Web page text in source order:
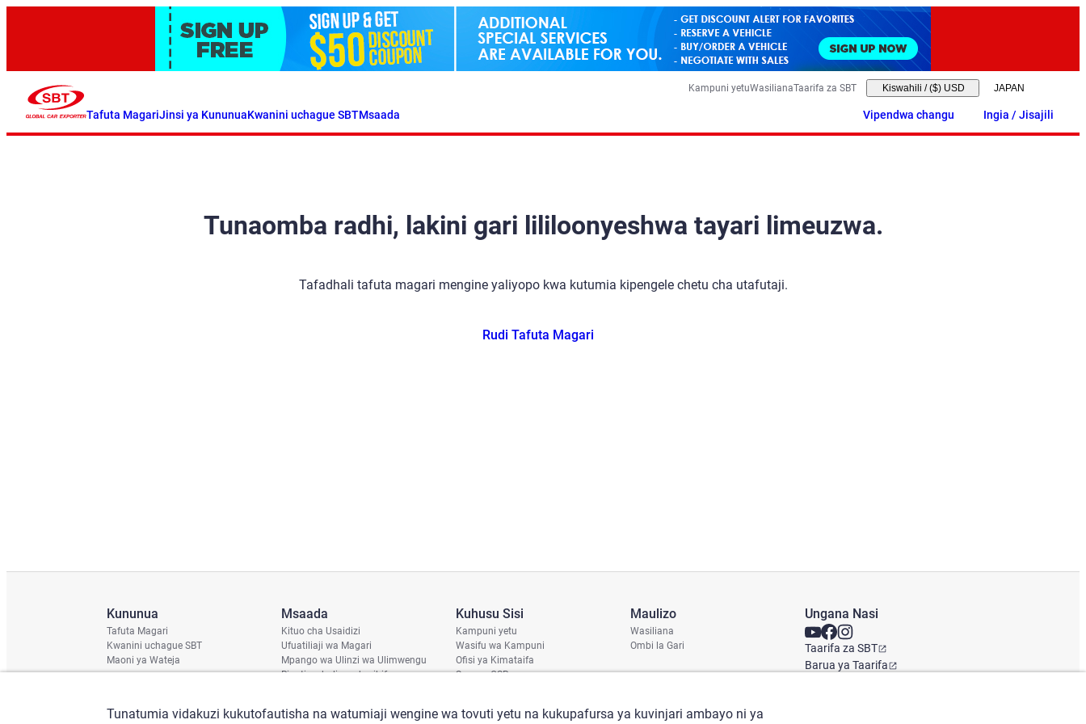
Tafuta MagariJinsi ya KununuaKwanini uchague SBTMsaada
Kampuni yetuWasilianaTaarifa za SBT Kiswahili / ($) USD
Vipendwa changu Ingia / Jisajili
Tunaomba radhi, lakini gari lililoonyeshwa tayari limeuzwa.
Tafadhali tafuta magari mengine yaliyopo kwa kutumia kipengele chetu cha utafutaji.
Rudi Tafuta Magari
Kununua
Tafuta Magari
Kwanini uchague SBT
Maoni ya Wateja
Msaada
Kituo cha Usaidizi
Ufuatiliaji wa Magari
Mpango wa Ulinzi wa Ulimwengu
Ripoti ya hali ya uharibifu
Kuhusu Sisi
Kampuni yetu
Wasifu wa Kampuni
Ofisi ya Kimataifa
Sera ya CSR
Maulizo
Wasiliana
Ombi la Gari
Ungana Nasi
Taarifa za SBT
Barua ya Taarifa
Tunatumia vidakuzi kukutofautisha na watumiaji wengine wa tovuti yetu na kukupafursa ya kuvinjari ambayo ni ya